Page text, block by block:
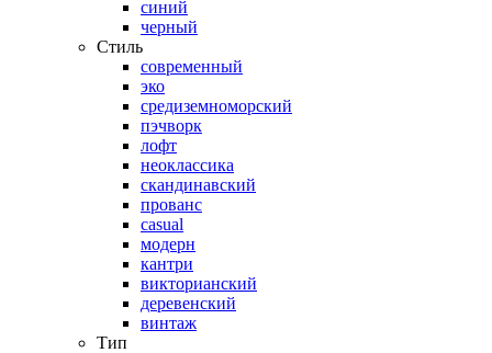
синий
черный
Стиль
современный
эко
средиземноморский
пэчворк
лофт
неоклассика
скандинавский
прованс
casual
модерн
кантри
викторианский
деревенский
винтаж
Тип